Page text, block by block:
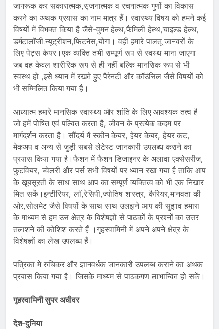
जागरूक कर सकारात्मक,सृजनात्मक व रचनात्मक गुणों का विकास
करने का अथक प्रयास का नाम मात्र हैं। स्वास्थ्य विषय को हमने कई
विषयों में विभक्त किया है जैसे-वुमन हेल्थ,फैमिली हेल्थ,चाइल्ड हेल्थ,
डर्मटालॉजी,न्यूट्रीशन,फिटनेस,योगा। वहीं हमारे पालतू जानवरों के
लिए पेट्स केयर।एक व्यक्ति तभी सम्पूर्ण रूप से स्वस्थ माना जाएगा
जब वह केवल शारीरिक रूप से ही नहीं बल्कि मानसिक रूप से भी
स्वस्थ हो ,इसे ध्यान में रखते हुए पैरेनटी और कॉउंसिल जैसे विषयों को
भी सम्मिलित किया गया है।
आध्यात्म हमारे मानसिक स्वास्थ्य और शांति के लिए आवश्यक तत्व है
जो हमें पोषित एवं पल्वित करता है, जीवन के प्रत्येक कदम पर
मार्गदर्शन करता है। सौंदर्य में स्कीन केयर, हेयर केयर, हेयर कट,
मेकअप व अन्य से जुड़ी सबसे लेटेस्ट जानकारी उपलब्ध कराने का
प्रयास किया गया है।फैशन में फैशन डिजाइनर के अलावा एक्सेसरीज,
फुटवियर, ज्वेलरी और पर्स सभी विषयों पर ध्यान रखा गया है ताकि आप
के खूबसूरती के साथ साथ आप का सम्पूर्ण व्यक्तित्व को भी एक निखार
मिल सकें।इन्टीरियर, लॉ,रेसिपी,ज्योतिष शास्त्र, कैरियर,मानवता की
ओर,सोलमेट जैसे विषयों के साथ साथ उलझने आप की सुझाव हमारा
के माध्यम से हम उस क्षेत्र के विशेषज्ञों से पाठकों के प्रश्नों का उत्तर
तलाशने की कोशिश करते हैं ।गृहस्वामिनी में अपने अपने क्षेत्र के
विशेषज्ञों का लेख उपलब्ध हैं।
पत्रिका मे रुचिकर और ज्ञानवर्धक जानकारी उपलब्ध कराने का अथक
प्रयास किया गया है। जिसके माध्यम से पाठकगण लाभान्वित हो सकें।
गृहस्वामिनी सुपर अचीवर
देश-दुनिया